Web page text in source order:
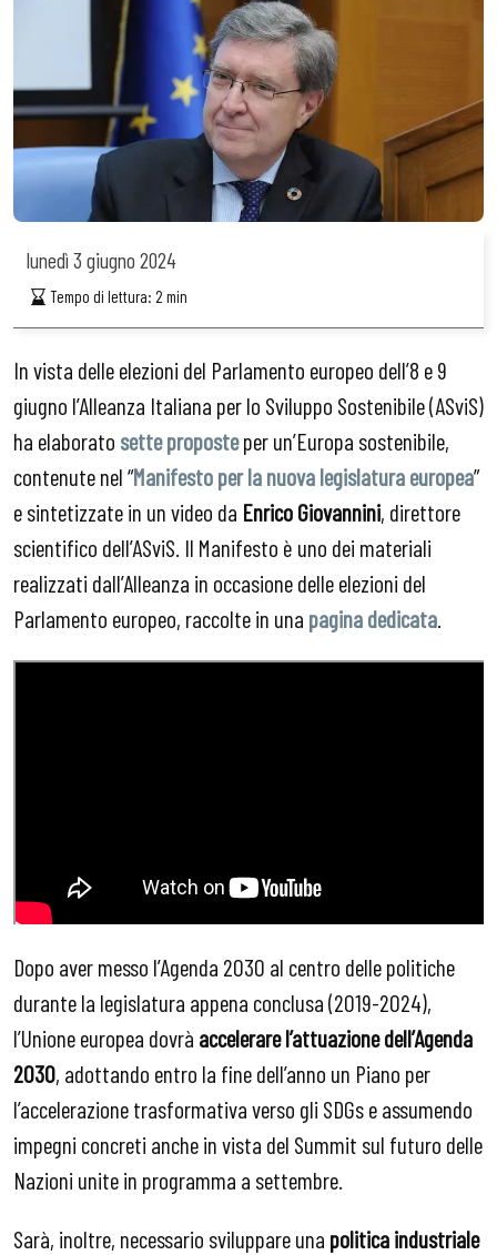
lunedì 3 giugno 2024
Tempo di lettura: 2 min
In vista delle elezioni del Parlamento europeo dell’8 e 9
giugno l’Alleanza Italiana per lo Sviluppo Sostenibile (ASviS)
ha elaborato sette proposteper un’Europa sostenibile,
contenute nel “Manifesto per la nuova legislatura europea”
e sintetizzate in un video da Enrico Giovannini, direttore
scientifico dell’ASviS. Il Manifesto è uno dei materiali
realizzati dall’Alleanza in occasione delle elezioni del
Parlamento europeo, raccolte in una pagina dedicata
Dopo aver messo l’Agenda 2030 al centro delle politiche
durante la legislatura appena conclusa (2019-2024),
l’Unione europea dovrà accelerare l’attuazione dell’Agenda
2030, adottando entro la fine dell’anno un Piano per
l’accelerazione trasformativa verso gli SDGs e assumendo
impegni concreti anche in vista del Summit sul futuro delle
Nazioni unite in programma a settembre.
Sarà, inoltre, necessario sviluppare una politica industriale